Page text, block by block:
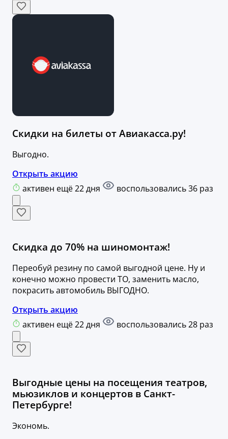
Скидки на билеты от Авиакасса.ру!
Выгодно.
Открыть акцию
активен ещё 22 дня
воспользовались 36 раз
Скидка до 70% на шиномонтаж!
Переобуй резину по самой выгодной цене. Ну и
конечно можно провести ТО, заменить масло,
покрасить автомобиль ВЫГОДНО.
Открыть акцию
активен ещё 22 дня
воспользовались 28 раз
Выгодные цены на посещения театров,
мьюзиклов и концертов в Санкт-
Петербурге!
Экономь.